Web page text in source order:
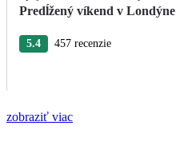
Predĺžený víkend v Londýne
5.4
457 recenzie
zobraziť viac